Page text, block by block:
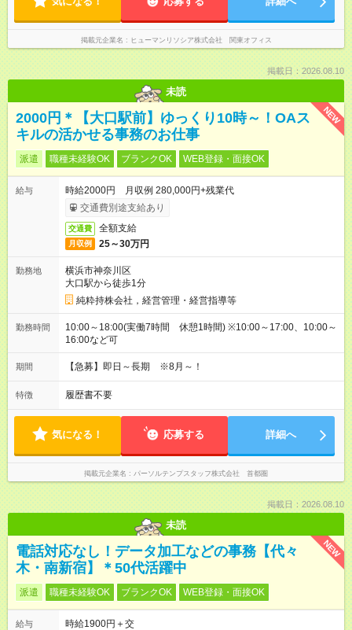
掲載元企業名 ヒューマンリソシア株式会社 関東オフィス
掲載日：2026.08.10
未読
NEW
2000円＊【大口駅前】ゆっくり10時～！OAス
キルの活かせる事務のお仕事
派遣 職種未経験OK ブランクOK WEB登録・面接OK
給与
時給2000円 月収例 280,000円+残業代
交通費別途支給あり
交通費 全額支給
月収例 25～30万円
勤務地
横浜市神奈川区
大口駅から徒歩1分
純粋持株会社，経営管理・経営指導等
勤務時間
10:00～18:00(実働7時間 休憩1時間) ※10:00～17:00、10:00～
16:00など可
期間 【急募】即日～長期 ※8月～！
特徴 履歴書不要
気になる！ 応募する 詳細へ
掲載元企業名 パーソルテンプスタッフ株式会社 首都圏
掲載日：2026.08.10
未読
NEW
電話対応なし！データ加工などの事務【代々
木・南新宿】＊50代活躍中
派遣 職種未経験OK ブランクOK WEB登録・面接OK
給与
時給1900円＋交